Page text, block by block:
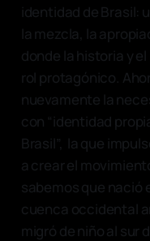
identidad de Brasil:
la mezcla, la
donde la historia y
rol protagónico.
nuevamente la
con “identidad
Brasil”, la que
a crear el
sabemos que nació
cuenca occidental
migró de niño al sur